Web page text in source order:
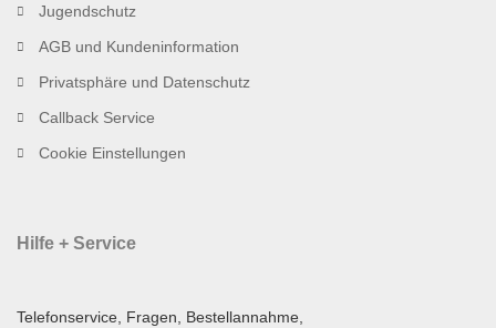
Jugendschutz
AGB und Kundeninformation
Privatsphäre und Datenschutz
Callback Service
Cookie Einstellungen
Hilfe + Service
Telefonservice, Fragen, Bestellannahme,